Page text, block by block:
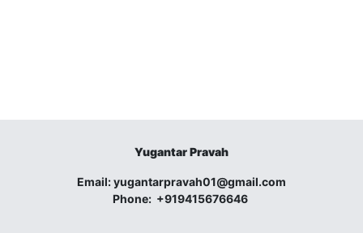
Yugantar Pravah
Email:yugantarpravah01@gmail.com
Phone: +919415676646